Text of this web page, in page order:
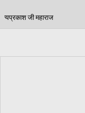
09/08/2026 भारत